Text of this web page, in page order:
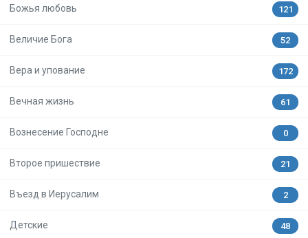
Божья любовь 121
Величие Бога 52
Вера и упование 172
Вечная жизнь 61
Вознесение Господне 0
Второе пришествие 21
Въезд в Иерусалим 2
Детские 48